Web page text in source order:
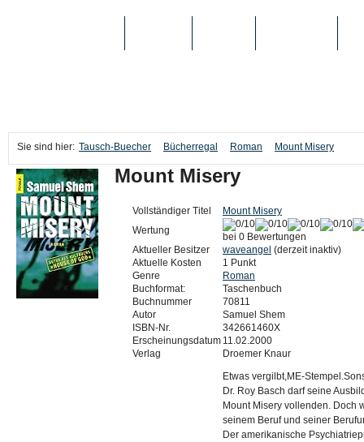
Sie sind hier: Tausch-Buecher Bücherregal Roman Mount Misery
Mount Misery
Vollständiger Titel
Mount Misery
Wertung
bei 0 Bewertungen
Aktueller Besitzer
waveangel (derzeit inaktiv)
Aktuelle Kosten
1 Punkt
Genre
Roman
Buchformat:
Taschenbuch
Buchnummer
70811
Autor
Samuel Shem
ISBN-Nr.
342661460X
Erscheinungsdatum 11.02.2000
Verlag
Droemer Knaur
Etwas vergilbt,ME-
Dr. Roy Basch darf seine
Mount Misery vollenden. Doch
seinem Beruf und seiner
Der amerikanische